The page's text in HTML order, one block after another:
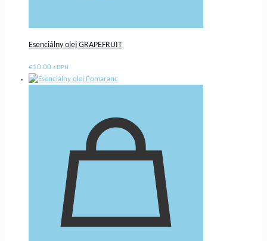
Esenciálny olej GRAPEFRUIT
€10.00 s DPH